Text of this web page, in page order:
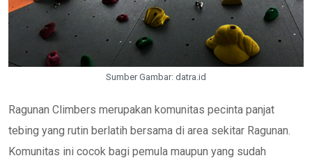
Sumber Gambar: datra.id
Ragunan Climbers merupakan komunitas pecinta panjat
tebing yang rutin berlatih bersama di area sekitar Ragunan.
Komunitas ini cocok bagi pemula maupun yang sudah